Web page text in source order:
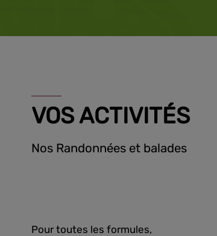
VOS ACTIVITÉS
Nos Randonnées et balades
Pour toutes les formules,